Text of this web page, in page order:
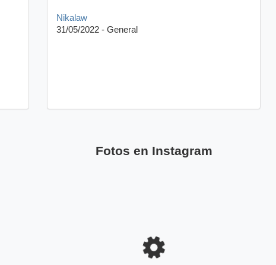
Nikalaw
31/05/2022 - General
Fotos en Instagram